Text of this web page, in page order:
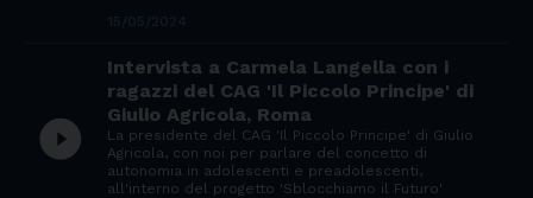
play_circle_filled
Intervista a Carmela Langella con i
ragazzi del CAG 'Il Piccolo Principe' di
Giulio Agricola, Roma
La presidente del CAG 'Il Piccolo Principe' di Giulio
Agricola, con noi per parlare del concetto di
autonomia in adolescenti e preadolescenti,
all'interno del progetto 'Sblocchiamo il Futuro'